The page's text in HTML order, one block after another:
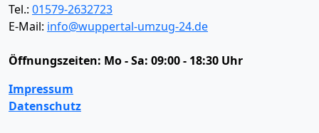
Tel.: 01579-2632723
E-Mail: info@wuppertal-umzug-24.de
Öffnungszeiten: Mo - Sa: 09:00 - 18:30 Uhr
Impressum
Datenschutz